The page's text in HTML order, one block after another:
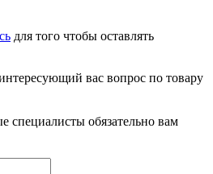
для того чтобы оставлять
вас вопрос по товару
обязательно вам